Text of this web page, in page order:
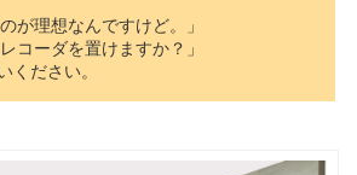
が理想なんですけど。」
コーダを置けますか？」
ください。